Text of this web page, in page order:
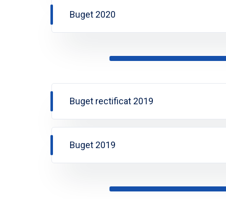
Buget 2020
Buget rectificat 2019
Buget 2019